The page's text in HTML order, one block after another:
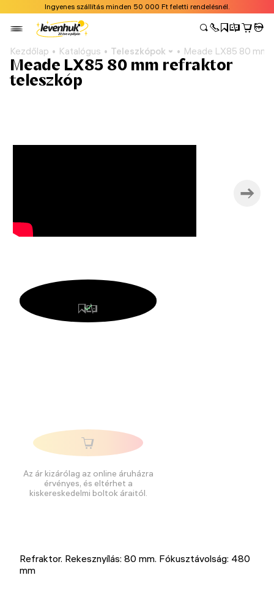
Ingyenes szállítás minden 50 000 Ft feletti rendelésnél.
Kezdőlap Katalógus Teleszkópok Meade LX85 80 mm
Meade LX85 80 mm refraktor
teleszkóp
Az ár kizárólag az online áruházra
érvényes, és eltérhet a
kiskereskedelmi boltok áraitól.
Refraktor. Rekesznyílás: 80 mm. Fókusztávolság: 480
mm